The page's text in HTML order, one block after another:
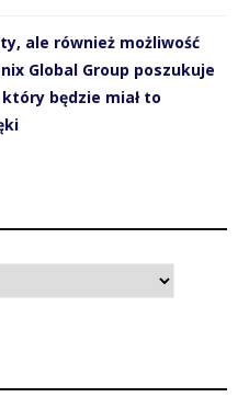
ale również możliwość
Global Group poszukuje
będzie miał to